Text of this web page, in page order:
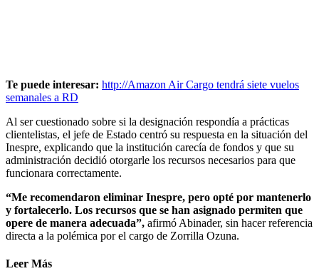
Te puede interesar: http://Amazon Air Cargo tendrá siete vuelos
semanales a RD
Al ser cuestionado sobre si la designación respondía a prácticas
clientelistas, el jefe de Estado centró su respuesta en la situación del
Inespre, explicando que la institución carecía de fondos y que su
administración decidió otorgarle los recursos necesarios para que
funcionara correctamente.
“Me recomendaron eliminar Inespre, pero opté por mantenerlo
y fortalecerlo. Los recursos que se han asignado permiten que
opere de manera adecuada”, afirmó Abinader, sin hacer referencia
directa a la polémica por el cargo de Zorrilla Ozuna.
Leer Más